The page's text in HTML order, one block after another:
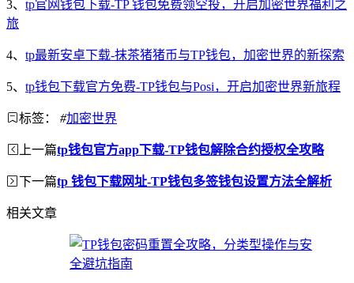
3、 tp官网钱包下载-TP 钱包免费领空投，开启加密世界福利之
旅
4、 tp最新安卓下载-抹茶猪猪币与TP钱包，加密世界的新探索
5、 tp钱包下载官方免费-TP钱包与Posi，开启加密世界新旅程
标签： #加密世界
上一篇tp钱包官方app下载-TP钱包解除合约授权全攻略
下一篇tp 钱包下载网址-TP钱包多签钱包设置方法全解析
相关文章